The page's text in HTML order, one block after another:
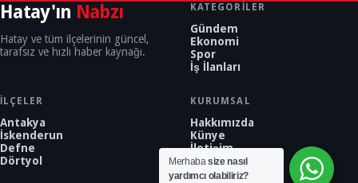
Hatay'ın Nabzı
Hatay ve tüm ilçelerinin güncel,
tarafsız ve hızlı haber kaynağı.
KATEGORILER
Gündem
Ekonomi
Spor
İş İlanları
İLÇELER
Antakya
İskenderun
Defne
Dörtyol
KURUMSAL
Hakkımızda
Künye
İletişim
Merhabasize nasıl
yardımcı olabiliriz?